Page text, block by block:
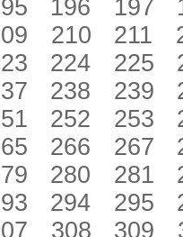
196 197
210 211
224 225
238 239
252 253
266 267
280 281
294 295
308 309